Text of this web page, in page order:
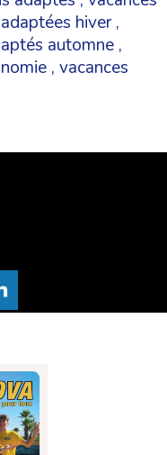
hiver,
automne ,
, vacances